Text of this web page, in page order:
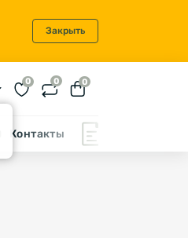
Закрыть
0 0 0
Контакты